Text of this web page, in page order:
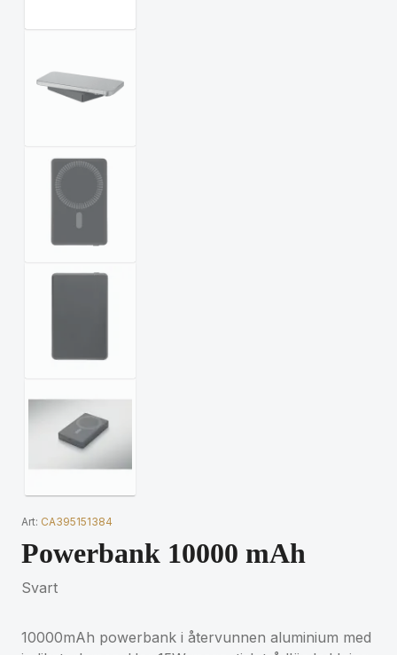
Art: CA395151384
Powerbank 10000 mAh
Svart
10000mAh powerbank i återvunnen aluminium med